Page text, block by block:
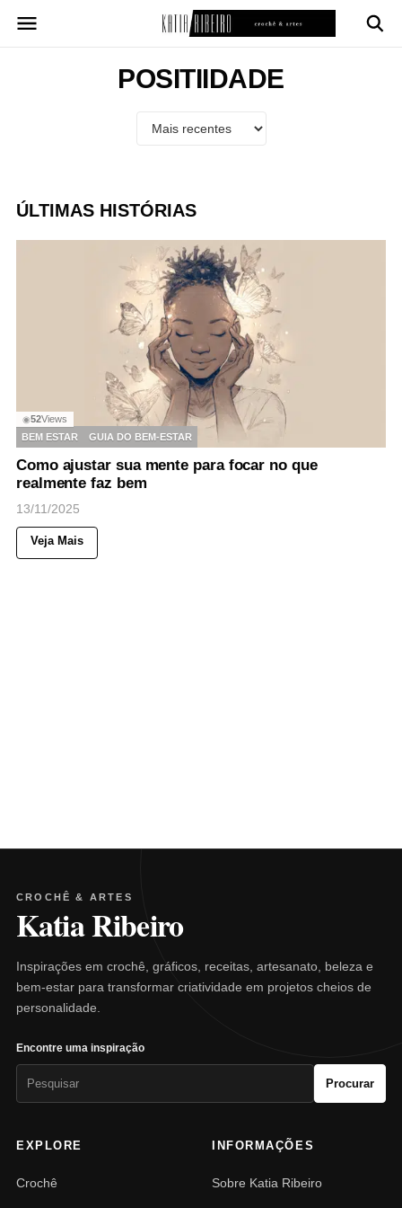
para
POSITIIDADE
ÚLTIMAS HISTÓRIAS
◉52Views
BEM ESTAR
GUIA DO BEM-ESTAR
Como ajustar sua mente para focar no que
realmente faz bem
13/11/2025
Veja Mais
CROCHÊ & ARTES
Katia Ribeiro
Inspirações em crochê, gráficos, receitas, artesanato, beleza e
bem-estar para transformar criatividade em projetos cheios de
personalidade.
Encontre uma inspiração
Procurar
EXPLORE
Crochê
INFORMAÇÕES
Sobre Katia Ribeiro